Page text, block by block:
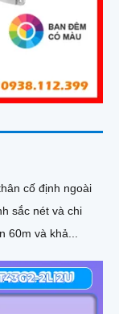
cố định ngoài
sắc nét và chi
60m và khả...